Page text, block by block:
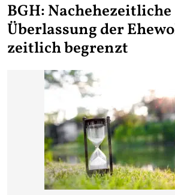
BGH: Nachehezeitliche
Überlassung der
zeitlich begrenzt